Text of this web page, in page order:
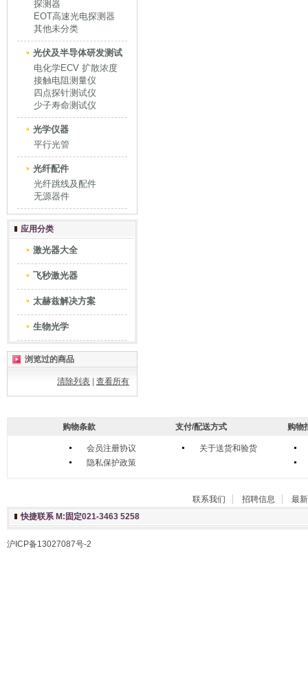
探测器
EOT高速光电探测器
其他未分类
光伏及半导体研发测试
电化学ECV 扩散浓度
接触电阻测量仪
四点探针测试仪
少子寿命测试仪
光学仪器
平行光管
光纤配件
光纤跳线及配件
无源器件
应用分类
激光器大全
飞秒激光器
太赫兹解决方案
生物光学
浏览过的商品
清除列表 查看所有
购物条款
会员注册协议
隐私保护政策
支付/配送方式
关于送货和验货
购物
联系我们 招聘信息
最
快捷联系 M:固定021-3463 5258
沪ICP备13027087号-2